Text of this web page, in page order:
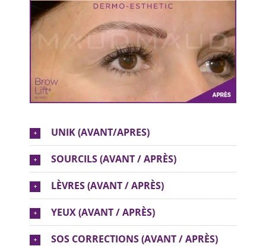
UNIK (AVANT/APRES)
SOURCILS (AVANT / APRÈS)
LÈVRES (AVANT / APRÈS)
YEUX (AVANT / APRÈS)
SOS CORRECTIONS (AVANT / APRÈS)